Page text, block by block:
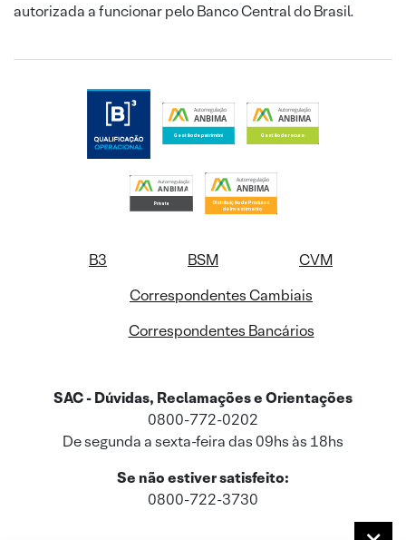
autorizada a funcionar pelo Banco Central do Brasil.
B3 BSM
CVM
Correspondentes Cambiais
Correspondentes Bancários
SAC - Dúvidas, Reclamações e Orientações
0800-772-0202
De segunda a sexta-feira das 09hs às 18hs
Se não estiver satisfeito:
0800-722-3730